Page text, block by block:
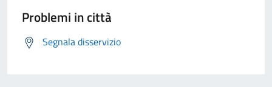
Problemi in città
Segnala disservizio